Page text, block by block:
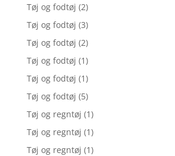
Tøj og fodtøj (2)
Tøj og fodtøj (3)
Tøj og fodtøj (2)
Tøj og fodtøj (1)
Tøj og fodtøj (1)
Tøj og fodtøj (5)
Tøj og regntøj (1)
Tøj og regntøj (1)
Tøj og regntøj (1)